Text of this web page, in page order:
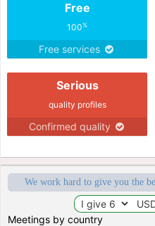
Free
100%
Free services
Serious
quality profiles
Confirmed quality
We work hard to give you the
Meetings by country